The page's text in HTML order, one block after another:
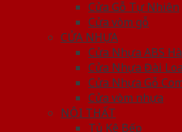
Cửa Gỗ Tự Nhiên
Cửa vòm gỗ
CỬA NHỰA
Cửa Nhựa ABS
Cửa Nhựa Đài
Cửa Nhựa Gỗ
Cửa vòm nhựa
NỘI THẤT
Tủ Kệ Bếp